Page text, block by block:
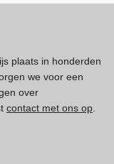
plaats in honderden
we voor een
over
contact met ons op.